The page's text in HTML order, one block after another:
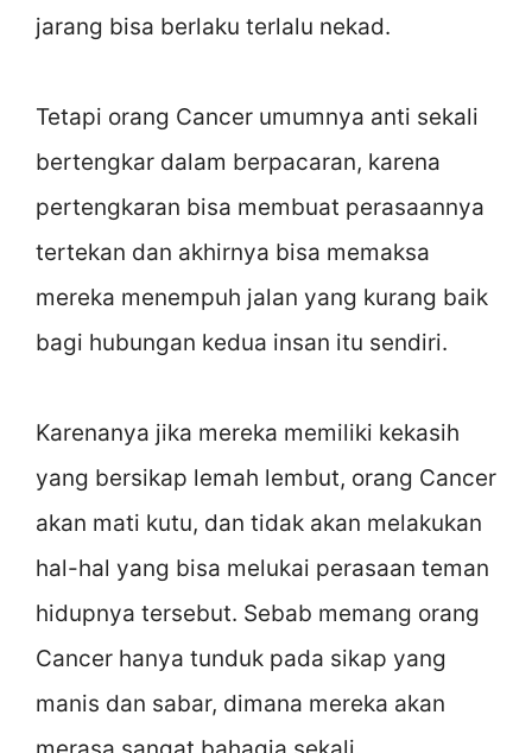
jarang bisa berlaku terlalu nekad.
Tetapi orang Cancer umumnya anti sekali
bertengkar dalam berpacaran, karena
pertengkaran bisa membuat perasaannya
tertekan dan akhirnya bisa memaksa
mereka menempuh jalan yang kurang baik
bagi hubungan kedua insan itu sendiri.
Karenanya jika mereka memiliki kekasih
yang bersikap lemah lembut, orang Cancer
akan mati kutu, dan tidak akan melakukan
hal-hal yang bisa melukai perasaan teman
hidupnya tersebut. Sebab memang orang
Cancer hanya tunduk pada sikap yang
manis dan sabar, dimana mereka akan